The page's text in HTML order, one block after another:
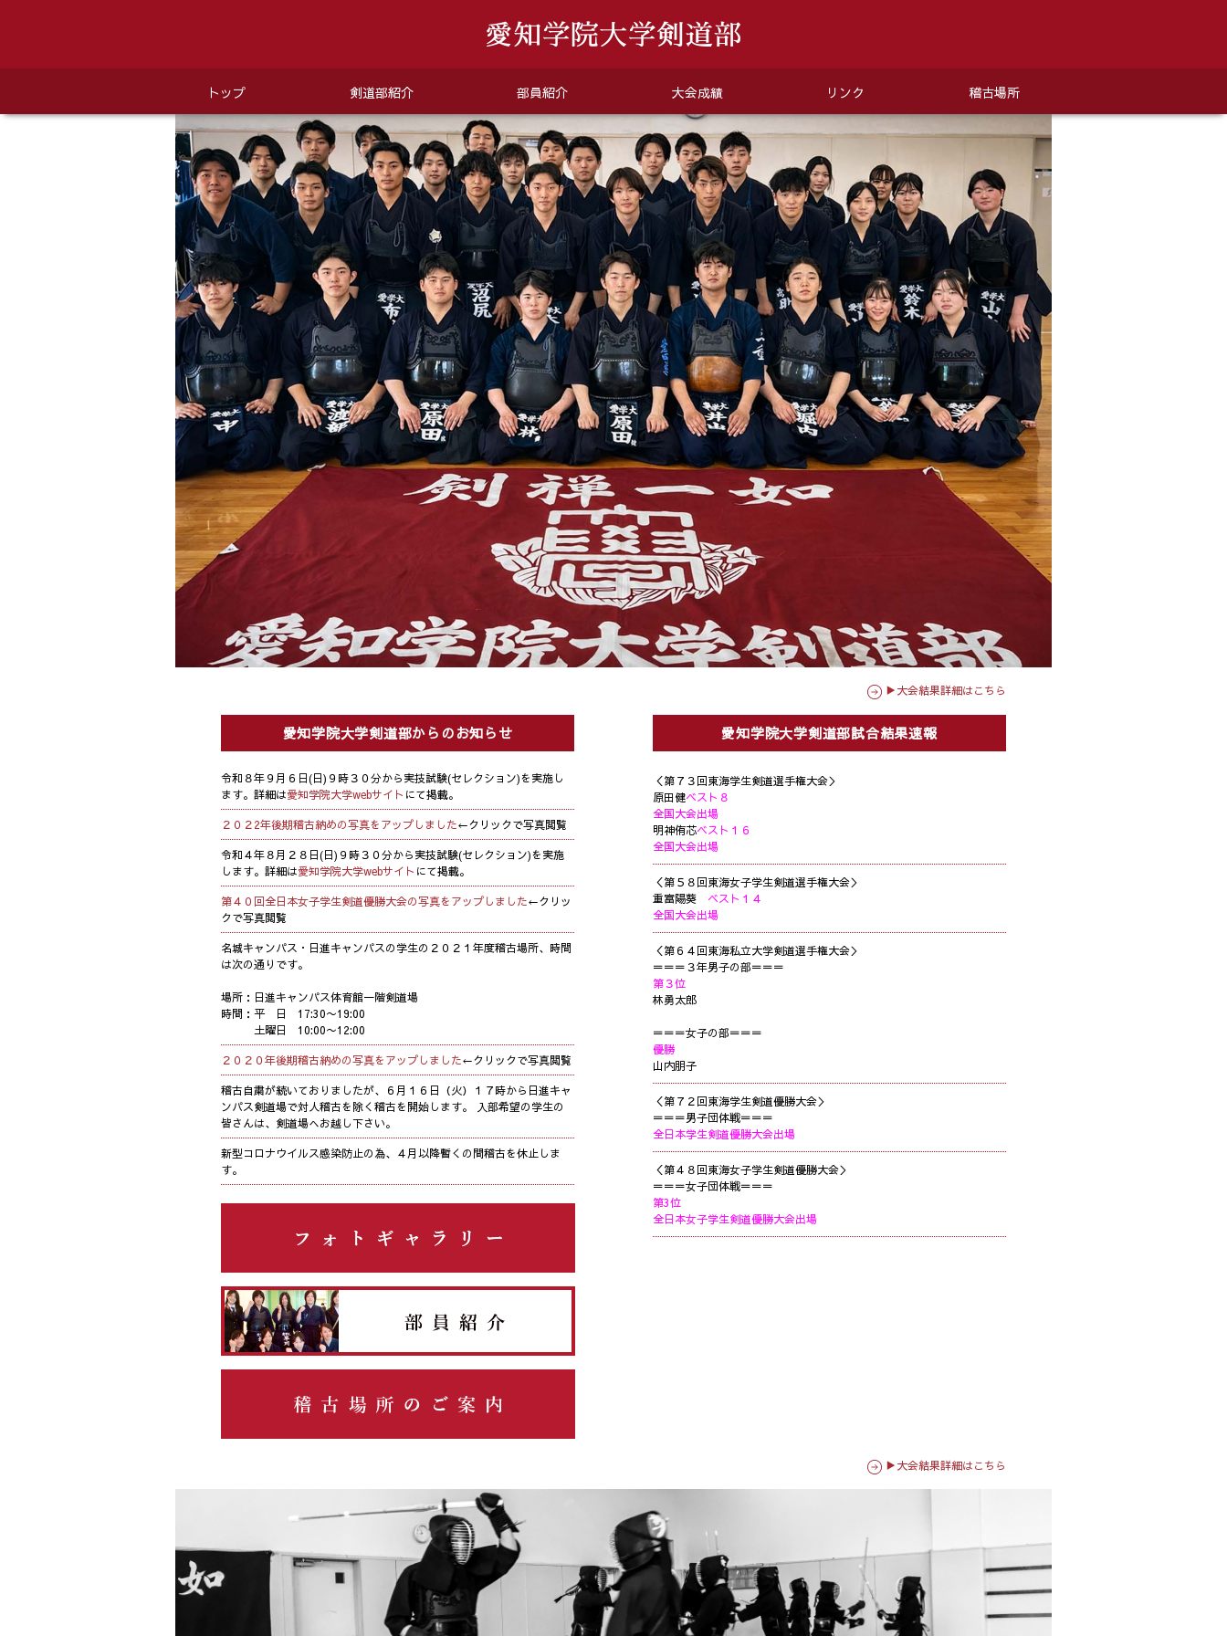
トップ 剣道部紹介 部員紹介 大会成績 リンク 稽古場所
愛知学院大学剣道部からのお知らせ
令和８年９月６日(日)９時３０分から実技試験(セレクション)を実施し
ます。詳細は愛知学院大学webサイト にて掲載。
２０２2年後期稽古納めの写真をアップしました←クリックで写真閲覧
令和４年８月２８日(日)９時３０分から実技試験(セレクション)を実施
します。詳細は愛知学院大学webサイト にて掲載。
第４０回全日本女子学生剣道優勝大会の写真をアップしました←クリッ
クで写真閲覧
名城キャンパス・日進キャンパスの学生の２０２１年度稽古場所、時間
は次の通りです。
場所：日進キャンパス体育館一階剣道場
時間：平 日 17:30〜19:00
土曜日 10:00〜12:00
２０２０年後期稽古納めの写真をアップしました←クリックで写真閲覧
稽古自粛が続いておりましたが、６月１６日（火）１７時から日進キャ
ンパス剣道場で対人稽古を除く稽古を開始します。 入部希望の学生の
皆さんは、剣道場へお越し下さい。
新型コロナウイルス感染防止の為、４月以降暫くの間稽古を休止しま
す。
▶大会結果詳細はこちら
愛知学院大学剣道部試合結果速報
＜第７３回東海学生剣道選手権大会＞
原田健ベスト８
全国大会出場
明神侑芯ベスト１６
全国大会出場
＜第５８回東海女子学生剣道選手権大会＞
重富陽葵 ベスト１４
全国大会出場
＜第６４回東海私立大学剣道選手権大会＞
＝＝＝３年男子の部＝＝＝
第３位
林勇太郎
＝＝＝女子の部＝＝＝
優勝
山内朋子
＜第７２回東海学生剣道優勝大会＞
＝＝＝男子団体戦＝＝＝
全日本学生剣道優勝大会出場
＜第４８回東海女子学生剣道優勝大会＞
＝＝＝女子団体戦＝＝＝
第3位
全日本女子学生剣道優勝大会出場
▶大会結果詳細はこちら